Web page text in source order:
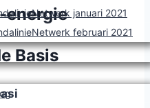
januari 2021
februari 2021
Basis